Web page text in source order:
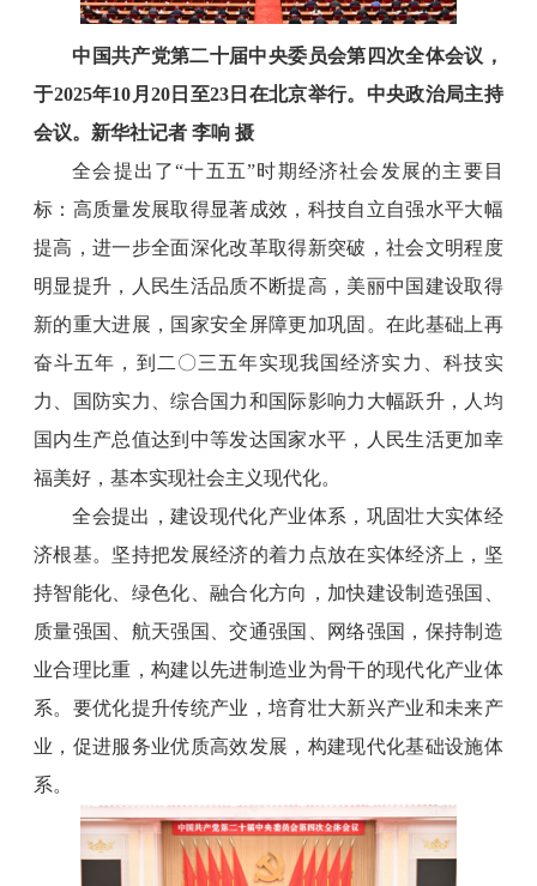
中国共产党第二十届中央委员会第四次全体会议，
于2025年10月20日至23日在北京举行。中央政治局主持
会议。新华社记者 李响 摄
全会提出了“十五五”时期经济社会发展的主要目
标：高质量发展取得显著成效，科技自立自强水平大幅
提高，进一步全面深化改革取得新突破，社会文明程度
明显提升，人民生活品质不断提高，美丽中国建设取得
新的重大进展，国家安全屏障更加巩固。在此基础上再
奋斗五年，到二〇三五年实现我国经济实力、科技实
力、国防实力、综合国力和国际影响力大幅跃升，人均
国内生产总值达到中等发达国家水平，人民生活更加幸
福美好，基本实现社会主义现代化。
全会提出，建设现代化产业体系，巩固壮大实体经
济根基。坚持把发展经济的着力点放在实体经济上，坚
持智能化、绿色化、融合化方向，加快建设制造强国、
质量强国、航天强国、交通强国、网络强国，保持制造
业合理比重，构建以先进制造业为骨干的现代化产业体
系。要优化提升传统产业，培育壮大新兴产业和未来产
业，促进服务业优质高效发展，构建现代化基础设施体
系。